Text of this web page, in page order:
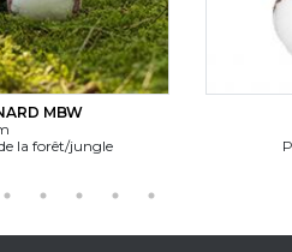
PELUCHE
Peluches